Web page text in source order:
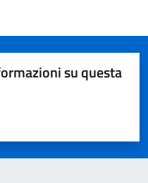
su questa
5